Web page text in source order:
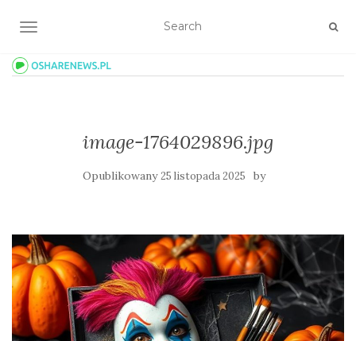
TOGGLE NAVIGATION
image-1764029896.jpg
Opublikowany25 listopada 2025 by